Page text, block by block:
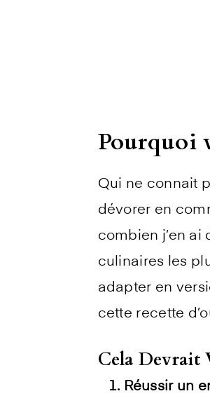
Pourquoi
Qui ne connait
dévorer en
combien j’en ai
culinaires les
adapter en
cette recette
Cela Devrait
Réussir un